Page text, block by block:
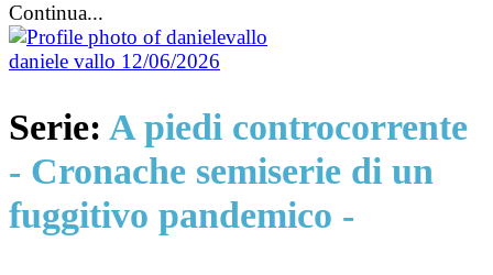
Continua...
daniele vallo 12/06/2026
Serie: A piedi controcorrente
- Cronache semiserie di un
fuggitivo pandemico -